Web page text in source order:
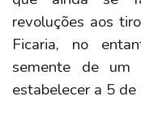
revoluções aos
Ficaria, no
semente de
estabelecer a 5